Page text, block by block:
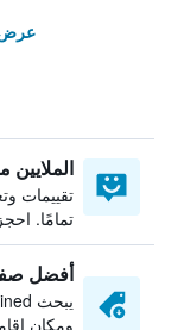
عرض
الملايين
تقييمات
تمامًا.
أفضل
ومكان